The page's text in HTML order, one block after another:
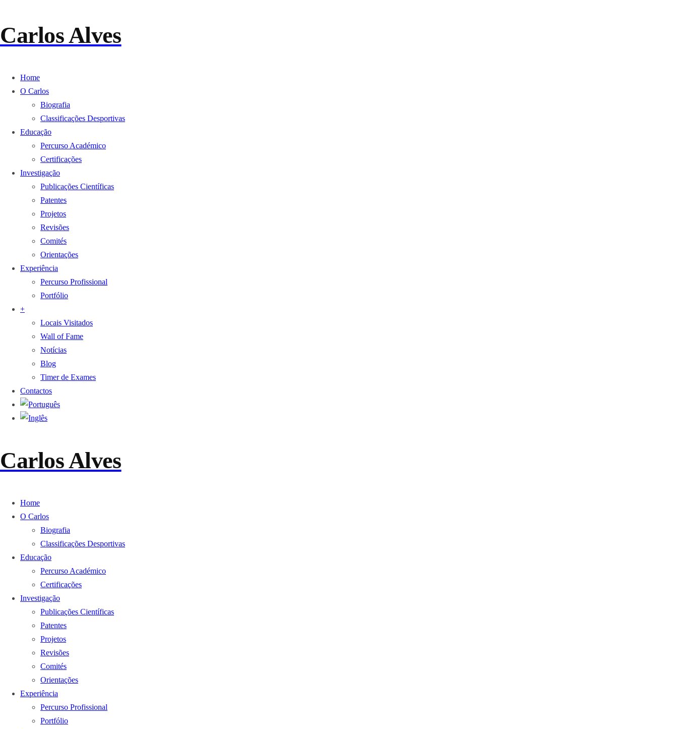
Carlos Alves
Home
O Carlos
Biografia
Classificações Desportivas
Educação
Percurso Académico
Certificações
Investigação
Publicações Científicas
Patentes
Projetos
Revisões
Comités
Orientações
Experiência
Percurso Profissional
Portfólio
+
Locais Visitados
Wall of Fame
Notícias
Blog
Timer de Exames
Contactos
Carlos Alves
Home
O Carlos
Biografia
Classificações Desportivas
Educação
Percurso Académico
Certificações
Investigação
Publicações Científicas
Patentes
Projetos
Revisões
Comités
Orientações
Experiência
Percurso Profissional
Portfólio